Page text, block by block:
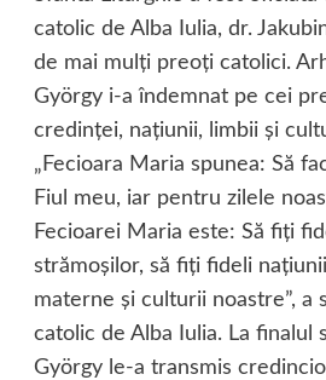
catolic de Alba Iulia, dr.
de mai mulţi preoţi catolici.
György i-a îndemnat pe cei
credinţei, naţiunii, limbii şi
„Fecioara Maria spunea: Să
Fiul meu, iar pentru zilele
Fecioarei Maria este: Să fiţi
strămoşilor, să fiţi fideli
materne şi culturii noastre”, a
catolic de Alba Iulia. La finalul
György le-a transmis